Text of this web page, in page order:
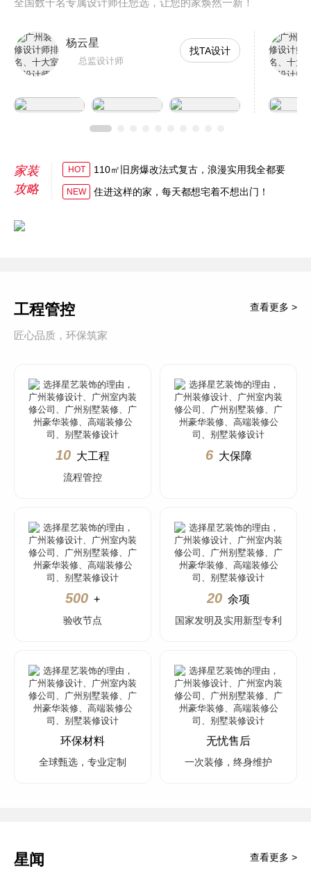
全国数千名专属设计师任您选，让您的家焕然一新！
杨云星
总监设计师
找TA设计
家装
攻略
HOT 110㎡旧房爆改法式复古，浪漫实用我全都要
NEW 住进这样的家，每天都想宅着不想出门！
工程管控
匠心品质，环保筑家
查看更多 >
10 大工程
流程管控
6 大保障
500 +
验收节点
20 余项
国家发明及实用新型专利
环保材料
全球甄选，专业定制
无忧售后
一次装修，终身维护
星闻 查看更多 >